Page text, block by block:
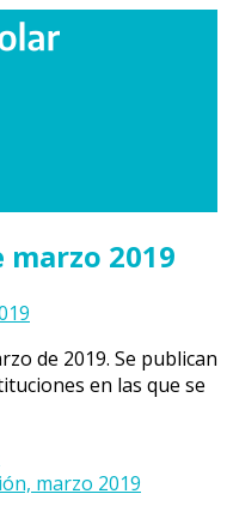
marzo 2019
de 2019. Se publican
en las que se
marzo 2019